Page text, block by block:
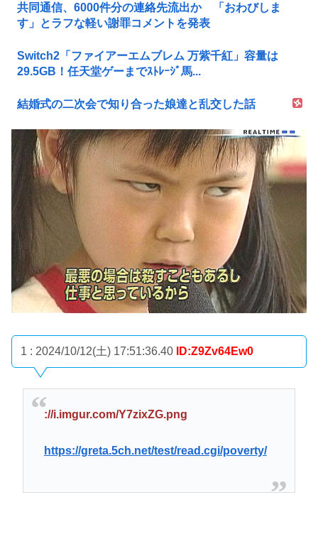
共同通信、6000件分の連絡先流出か 「おわびしま
す」とラフな軽い謝罪コメントを発表
Switch2「ファイアーエムブレム 万紫千紅」容量は
29.5GB！任天堂ゲーまでｽﾄﾚｰｼﾞ馬...
結婚式の二次会で知り合った娘達と乱交した話
1 : 2024/10/12(土) 17:51:36.40 ID:Z9Zv64Ew0
://i.imgur.com/Y7zixZG.png
https://greta.5ch.net/test/read.cgi/poverty/